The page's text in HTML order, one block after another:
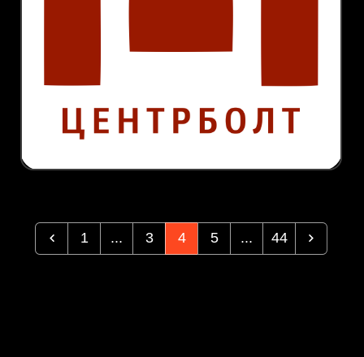
1 ... 3 4 5 ... 44